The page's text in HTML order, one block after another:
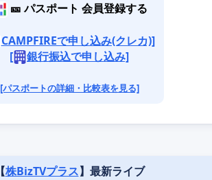
🎫 パスポート 会員登録する
CAMPFIREで申し込み(クレカ)]
[
銀行振込で申し込み]
[パスポートの詳細・比較表を見る]
【株BizTVプラス】最新ライブ